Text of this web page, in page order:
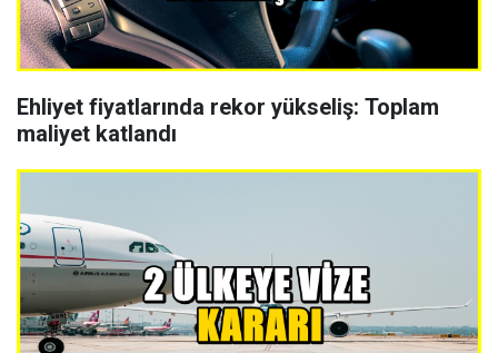
Ehliyet fiyatlarında rekor yükseliş: Toplam
maliyet katlandı